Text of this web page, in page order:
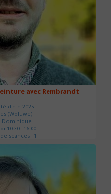
avec Rembrandt
d'été 2026
(Woluwé)
Dominique
10:30- 16:00
séances : 1
40 €